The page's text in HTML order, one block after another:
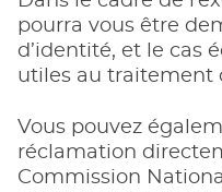
pourra vous être
d’identité, et le cas
utiles au traitement
Vous pouvez
réclamation
Commission